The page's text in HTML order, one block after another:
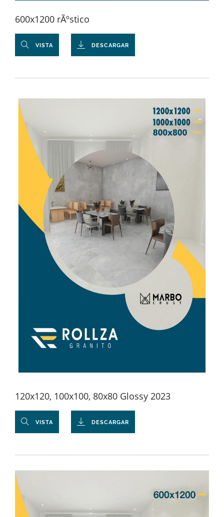
600x1200 rÃºstico
VISTA DESCARGAR
120x120, 100x100, 80x80 Glossy 2023
VISTA DESCARGAR